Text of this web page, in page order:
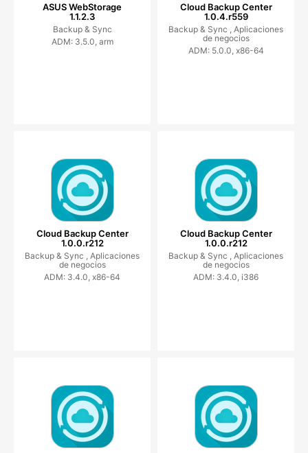
ASUS WebStorage
1.1.2.3
Backup & Sync
ADM: 3.5.0, arm
Cloud Backup Center
1.0.4.r559
Backup & Sync , Aplicaciones
de negocios
ADM: 5.0.0, x86-64
Cloud Backup Center
1.0.0.r212
Backup & Sync , Aplicaciones
de negocios
ADM: 3.4.0, x86-64
Cloud Backup Center
1.0.0.r212
Backup & Sync , Aplicaciones
de negocios
ADM: 3.4.0, i386